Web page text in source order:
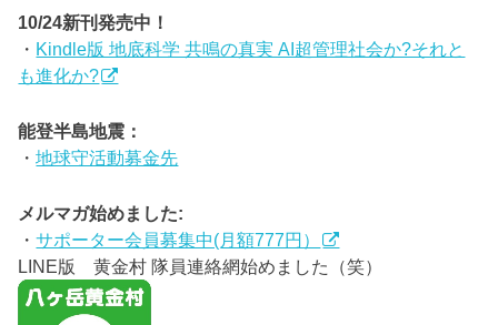
10/24新刊発売中！
・ Kindle版 地底科学 共鳴の真実 AI超管理社会か?それと
も進化か?
能登半島地震：
・地球守活動募金先
メルマガ始めました:
・サポーター会員募集中(月額777円）
LINE版 黄金村 隊員連絡網始めました（笑）